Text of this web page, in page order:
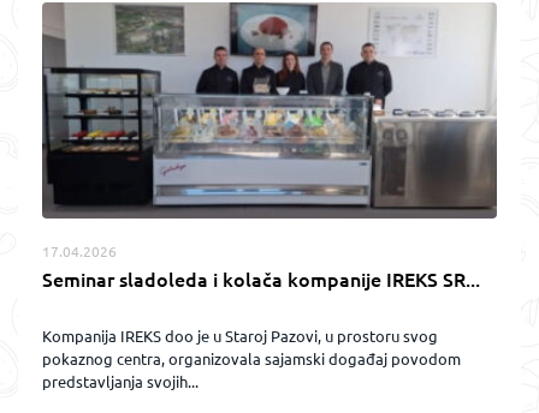
17.04.2026
Seminar sladoleda i kolača kompanije IREKS SR...
Kompanija IREKS doo je u Staroj Pazovi, u prostoru svog
pokaznog centra, organizovala sajamski događaj povodom
predstavljanja svojih...